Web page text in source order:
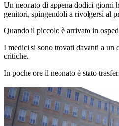
Un neonato di appena dodici giorni
genitori, spingendoli a rivolgersi al
Quando il piccolo è arrivato in
I medici si sono trovati davanti a un
critiche.
In poche ore il neonato è stato